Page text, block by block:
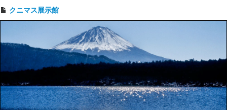
クニマス展示館